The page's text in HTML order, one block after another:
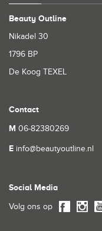
Beauty Outline
Nikadel 30
1796 BP
De Koog TEXEL
Contact
M 06-82380269
E info@beautyoutline.nl
Social Media
Volg ons op